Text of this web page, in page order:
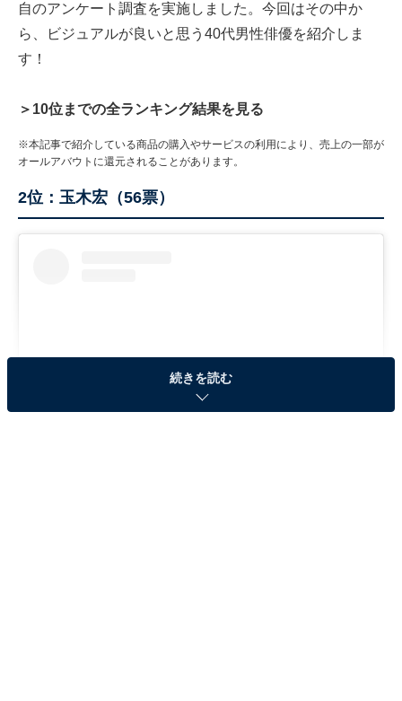
自のアンケート調査を実施しました。今回はその中か
ら、ビジュアルが良いと思う40代男性俳優を紹介しま
す！
＞10位までの全ランキング結果を見る
※本記事で紹介している商品の購入やサービスの利用により、売上の一部が
オールアバウトに還元されることがあります。
2位：玉木宏（56票）
続きを読む